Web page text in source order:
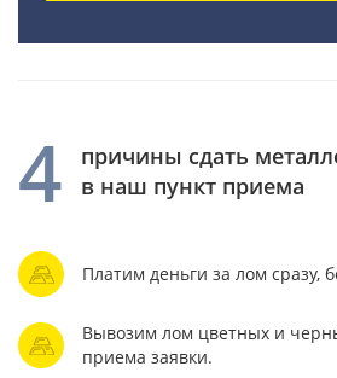
4
причины сдать
в наш пункт приема
Платим деньги за лом сразу,
Вывозим лом цветных и
приема заявки.